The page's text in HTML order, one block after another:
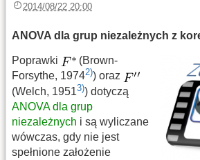
2014/08/22 20:00
ANOVA dla grup niezależnych z
Poprawki
(Brown-
Forsythe, 19742)) oraz
(Welch, 19513)) dotyczą
ANOVA dla grup
niezależnych i są wyliczane
wówczas, gdy nie jest
spełnione założenie